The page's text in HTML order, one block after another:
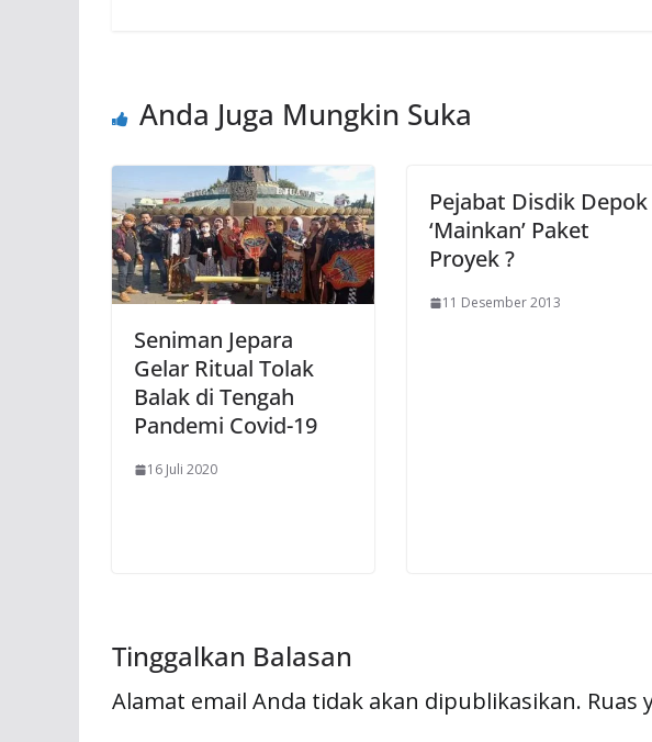
Anda Juga Mungkin Suka
Seniman Jepara
Gelar Ritual Tolak
Balak di Tengah
Pandemi Covid-19
16 Juli 2020
Pejabat Disdik Depok
‘Mainkan’ Paket
Proyek ?
11 Desember 2013
Tinggalkan Balasan
Alamat email Anda tidak akan dipublikasikan. Ruas